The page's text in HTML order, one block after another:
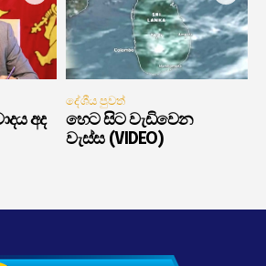
අද
දේශීය පුවත්
හෙට සිට වැඩිවෙන
වැස්ස (VIDEO)